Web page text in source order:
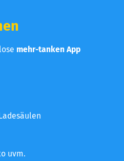
mehr-tanken App
uvm.